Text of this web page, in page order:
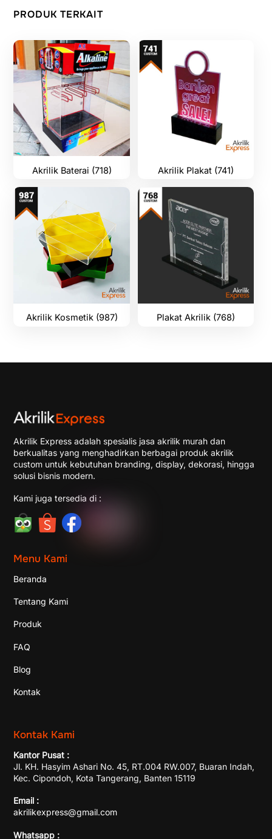
PRODUK TERKAIT
Akrilik Baterai (718) Akrilik Plakat (741)
Akrilik Kosmetik (987) Plakat Akrilik (768)
Akrilik Express adalah spesialis jasa akrilik murah dan
berkualitas yang menghadirkan berbagai produk akrilik
custom untuk kebutuhan branding, display, dekorasi, hingga
solusi bisnis modern.
Kami juga tersedia di :
Menu Kami
Beranda
Tentang Kami
Produk
FAQ
Blog
Kontak
Kontak Kami
Kantor Pusat :
Jl. KH. Hasyim Ashari No. 45, RT.004 RW.007, Buaran Indah,
Kec. Cipondoh, Kota Tangerang, Banten 15119
Email :
akrilikexpress@gmail.com
Whatsapp :